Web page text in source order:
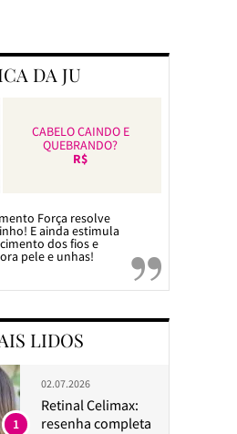
DA JU
CABELO CAINDO E
QUEBRANDO?
R$
Força resolve
E ainda estimula
dos fios e
pele e unhas!
LIDOS
02.07.2026
Retinal Celimax:
resenha completa
1